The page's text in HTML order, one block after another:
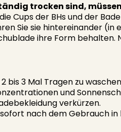
trocken sind,
Cups der BHs und der
Sie sie hintereinander (in
ihre Form behalten.
bis 3 Mal Tragen zu
und
verkürzen.
nach dem Gebrauch